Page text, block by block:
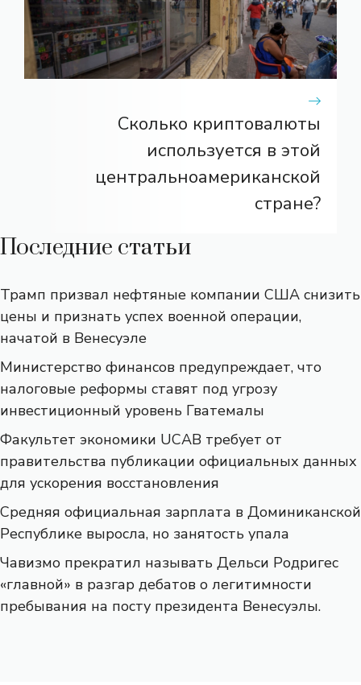
Сколько криптовалюты
используется в этой
центральноамериканской
стране?
Последние статьи
Трамп призвал нефтяные компании США снизить
цены и признать успех военной операции,
начатой ​​в Венесуэле
Министерство финансов предупреждает, что
налоговые реформы ставят под угрозу
инвестиционный уровень Гватемалы
Факультет экономики UCAB требует от
правительства публикации официальных данных
для ускорения восстановления
Средняя официальная зарплата в Доминиканской
Республике выросла, но занятость упала
Чавизмо прекратил называть Дельси Родригес
«главной» в разгар дебатов о легитимности
пребывания на посту президента Венесуэлы.